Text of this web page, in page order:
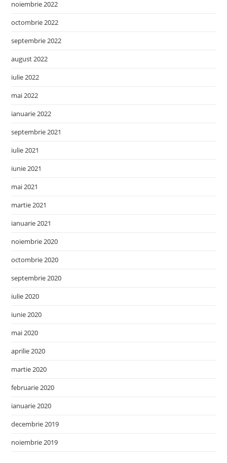
noiembrie 2022
octombrie 2022
septembrie 2022
august 2022
iulie 2022
mai 2022
ianuarie 2022
septembrie 2021
iulie 2021
iunie 2021
mai 2021
martie 2021
ianuarie 2021
noiembrie 2020
octombrie 2020
septembrie 2020
iulie 2020
iunie 2020
mai 2020
aprilie 2020
martie 2020
februarie 2020
ianuarie 2020
decembrie 2019
noiembrie 2019